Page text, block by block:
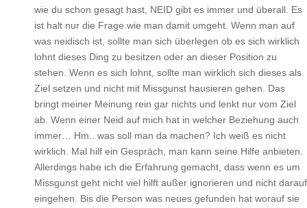
wie du schon gesagt hast, NEID gibt es immer und überall. Es
ist halt nur die Frage wie man damit umgeht. Wenn man auf
was neidisch ist, sollte man sich überlegen ob es sich wirklich
lohnt dieses Ding zu besitzen oder an dieser Position zu
stehen. Wenn es sich lohnt, sollte man wirklich sich dieses als
Ziel setzen und nicht mit Missgunst hausieren gehen. Das
bringt meiner Meinung rein gar nichts und lenkt nur vom Ziel
ab. Wenn einer Neid auf mich hat in welcher Beziehung auch
immer… Hm.. was soll man da machen? Ich weiß es nicht
wirklich. Mal hilf ein Gespräch, man kann seine Hilfe anbieten.
Allerdings habe ich die Erfahrung gemacht, dass wenn es um
Missgunst geht nicht viel hilft außer ignorieren und nicht darauf
eingehen. Bis die Person was neues gefunden hat worauf sie